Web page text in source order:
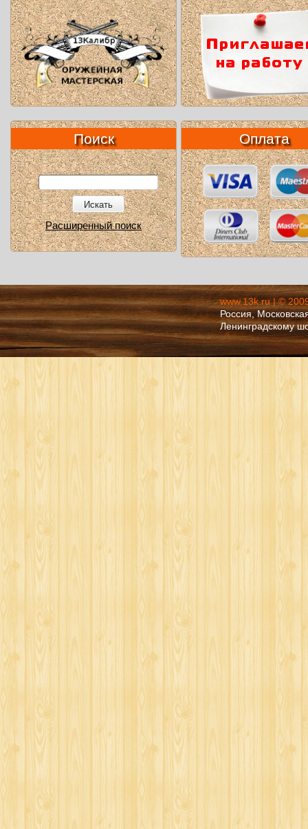
Поиск
Искать
Расширенный поиск
Оплата
www.13k.ru | ©
Россия,
Ленинградскому